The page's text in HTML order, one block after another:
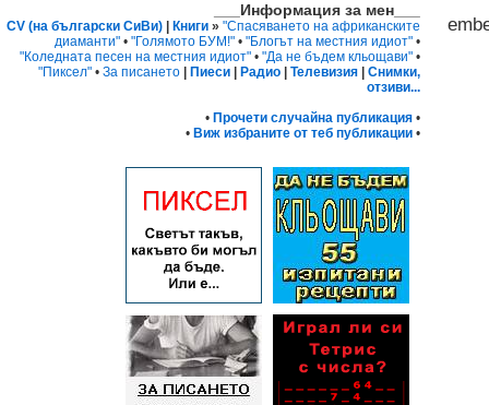
___Информация за мен___
CV (на български СиВи) Книги » "Спасяването на африканските
диаманти" • "Голямото БУМ!" • "Блогът на местния идиот" •
"Коледната песен на местния идиот" • "Да не бъдем кльощави" •
"Пиксел" • За писането Пиеси Радио Телевизия
Снимки,
отзиви...
• Прочети случайна публикация •
• Виж избраните от теб публикации •